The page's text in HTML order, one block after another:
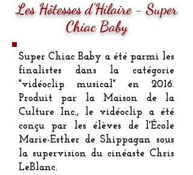
Les Hôtesses d'Hilaire - Super
Chiac Baby
Super Chiac Baby a été parmi les
finalistes dans la catégorie
"vidéoclip musical" en 2016.
Produit par la Maison de la
Culture Inc., le vidéoclip a été
conçu par les élèves de l'École
Marie-Esther de Shippagan sous
la supervision du cinéaste Chris
LeBlanc.